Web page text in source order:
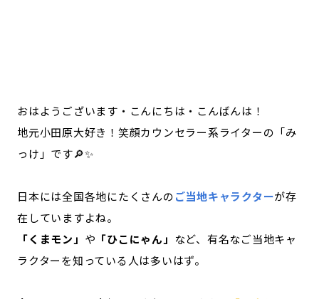
記事ライター アンバサダー
お問い合わせ 会社概要
おはようございます・こんにちは・こんばんは！
地元小田原大好き！笑顔カウンセラー系ライターの「み
っけ」です🔎✨
日本には全国各地にたくさんのご当地キャラクターが存
在していますよね。
「くまモン」 や 「ひこにゃん」 など、有名なご当地キャ
ラクターを知っている人は多いはず。